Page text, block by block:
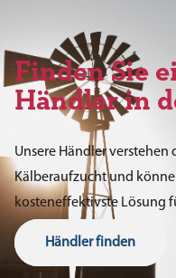
Finden Sie
Händler in
Unsere Händler
Kälberaufzucht und
kosteneffektivste Lösung
Händler finden